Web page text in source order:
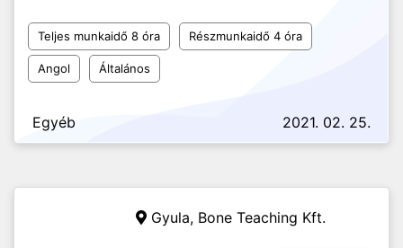
Teljes munkaidő 8 óra Részmunkaidő 4 óra
Angol Általános
Egyéb 2021. 02. 25.
Gyula, Bone Teaching Kft.